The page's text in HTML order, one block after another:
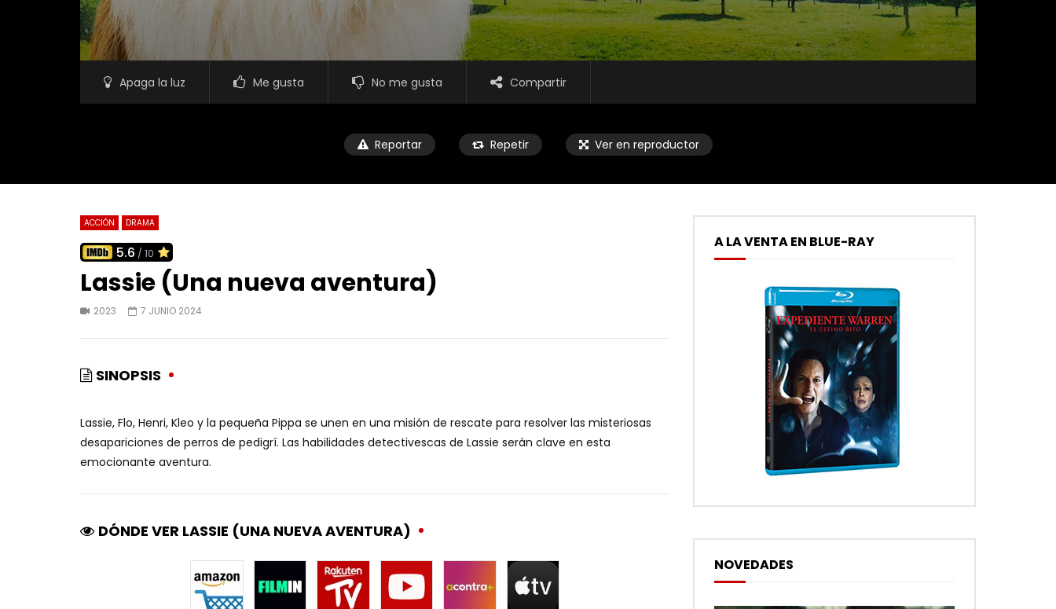
Apaga la luz Me gusta No me gusta Compartir
Reportar Repetir Ver en reproductor
ACCIÓN DRAMA
5.6 / 10
Lassie (Una nueva aventura)
2023 7 JUNIO 2024
SINOPSIS
Lassie, Flo, Henri, Kleo y la pequeña Pippa se unen en una misión de rescate para resolver las misteriosas
desapariciones de perros de pedigrí. Las habilidades detectivescas de Lassie serán clave en esta
emocionante aventura.
DÓNDE VER LASSIE (UNA NUEVA AVENTURA)
A LA VENTA EN BLUE-RAY
NOVEDADES